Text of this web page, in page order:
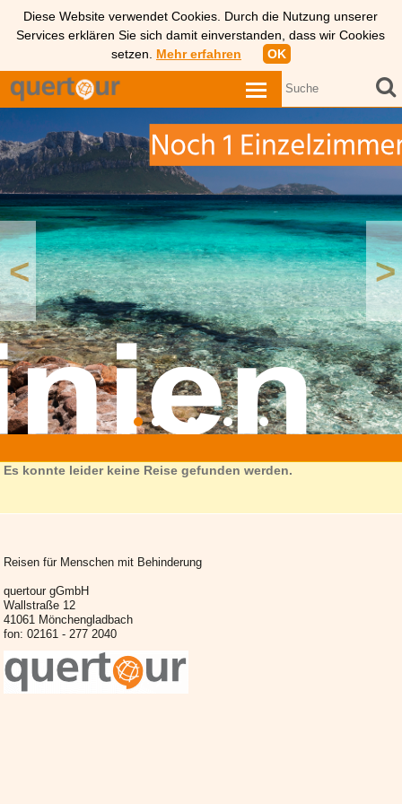
Diese Website verwendet Cookies. Durch die Nutzung unserer
Services erklären Sie sich damit einverstanden, dass wir Cookies
setzen. Mehr erfahren OK
< >
Es konnte leider keine Reise gefunden werden.
Reisen für Menschen mit Behinderung
quertour gGmbH
Wallstraße 12
41061 Mönchengladbach
fon: 02161 - 277 2040